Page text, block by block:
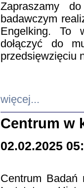
Zapraszamy
badawczym
Engelking. To
dołączyć do
przedsięwzięciu
więcej...
Centrum w
02.02.2025
Centrum Badań